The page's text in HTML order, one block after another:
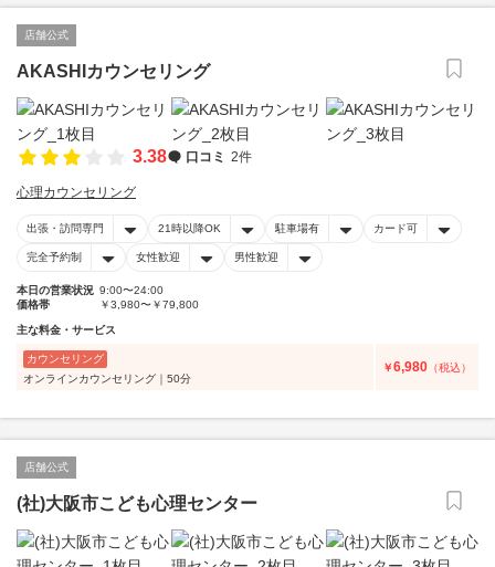
店舗公式
AKASHIカウンセリング
3.38 口コミ 2件
心理カウンセリング
出張・訪問専門 21時以降OK 駐車場有 カード可
完全予約制 女性歓迎 男性歓迎
本日の営業状況 9:00〜24:00
価格帯
￥3,980〜￥79,800
主な料金・サービス
カウンセリング
オンラインカウンセリング｜50分
￥6,980 （税込）
店舗公式
(社)大阪市こども心理センター